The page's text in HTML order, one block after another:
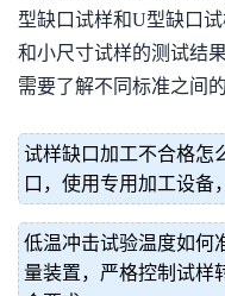
型缺口试样和U型缺口
和小尺寸试样的测试结
需要了解不同标准之间
试样缺口加工不合格怎
口，使用专用加工设备
低温冲击试验温度如何
量装置，严格控制试样